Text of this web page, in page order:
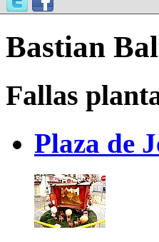
Bastian
Fallas
Plaza de